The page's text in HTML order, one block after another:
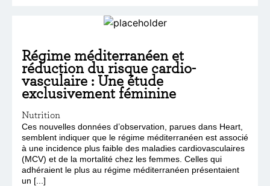
Régime méditerranéen et
réduction du risque cardio-
vasculaire : Une étude
exclusivement féminine
Nutrition
Ces nouvelles données d’observation, parues dans Heart,
semblent indiquer que le régime méditerranéen est associé
à une incidence plus faible des maladies cardiovasculaires
(MCV) et de la mortalité chez les femmes. Celles qui
adhéraient le plus au régime méditerranéen présentaient
un [...]